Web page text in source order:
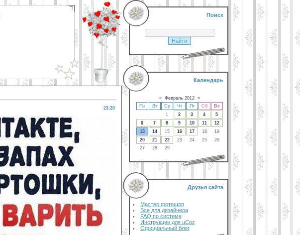
23:20
Поиск
Календарь
« Февраль 2012
»
Пн
Вт Ср Чт Пт Сб
Вс
1
2 3 4
5
6
7 8 9 10 11
12
13
14 15 16 17 18
19
20
21 22 23 24 25
26
27
28 29
Друзья сайта
Мастер фотошоп
Все для дизайнера
FAQ по системе
Инструкции для uCoz
Официальный блог